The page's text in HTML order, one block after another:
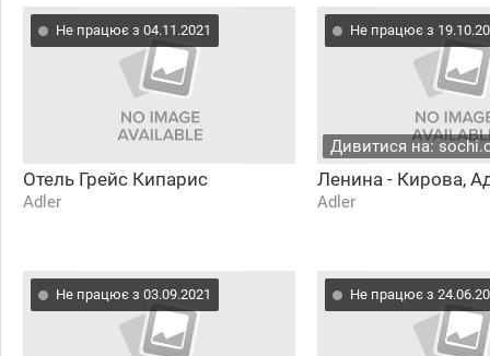
Не працює з 04.11.2021
Отель Грейс Кипарис
Adler
Не працює з
Дивитися на:
Ленина - Кирова,
Adler
Не працює з 03.09.2021 Не працює з